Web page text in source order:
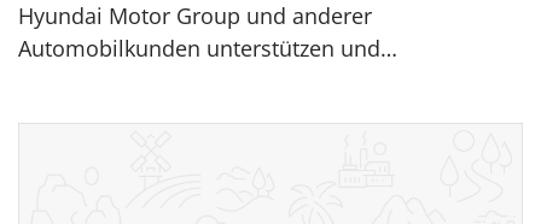
Hyundai Motor Group und anderer
Automobilkunden unterstützen und…